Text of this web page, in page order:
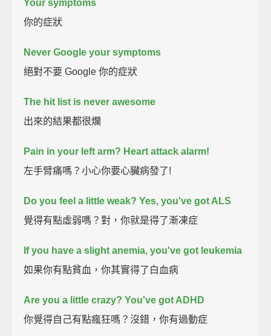
Your symptoms
你的症狀
Never Google your symptoms
絕對不要 Google 你的症狀
The hit list is never awesome
出來的結果都很爛
Pain in your left arm? Heart attack alarm!
左手臂痛嗎？小心你要心臟病發了!
Do you feel a little weak? Yes, you've got ALS
覺得有點虛弱嗎？對，你就是得了漸凍症
If you have a slight anemia, you've got leukemia
如果你有點貧血，你其實得了白血病
Are you a little crazy? You've got ADHD
你覺得自己有點瘋狂嗎？沒錯，你有過動症